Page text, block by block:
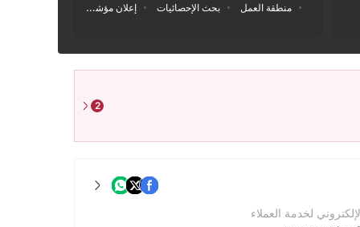
منطقة العمل بحث الإحصائيات إعلان مؤشر السوشيال ميديا
2
لخدمة العملاء